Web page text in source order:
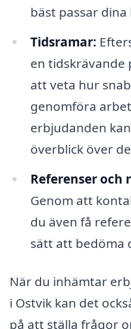
bäst passar
Tidsramar:
en tidskrävande
att veta hur
genomföra
erbjudanden
överblick över
Referenser och
Genom att
du även få
sätt att bedöma
När du inhämtar
i Ostvik kan det
på att ställa frågor